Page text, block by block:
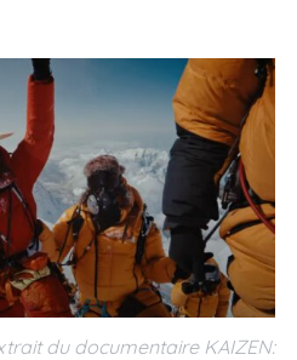
du documentaire KAIZEN: